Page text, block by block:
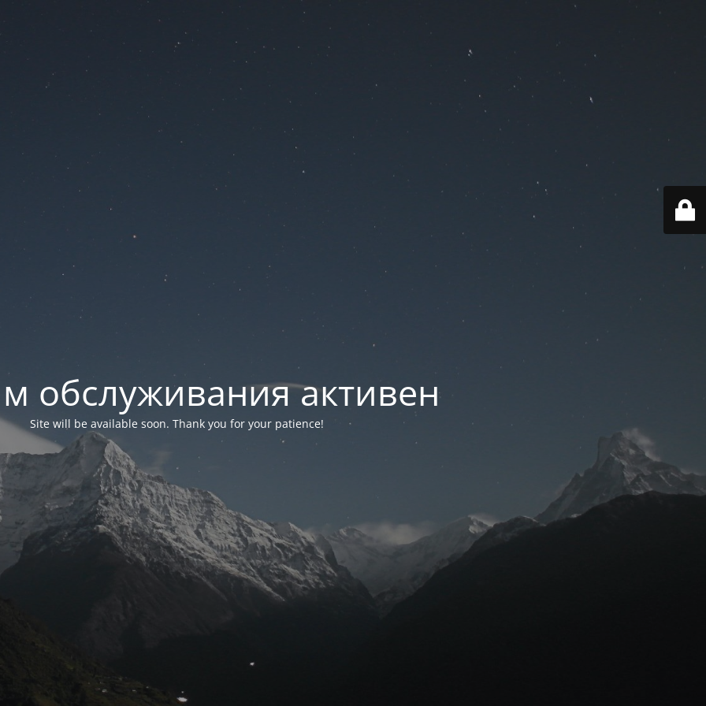
обслуживания активен
Site will be available soon. Thank you for your patience!